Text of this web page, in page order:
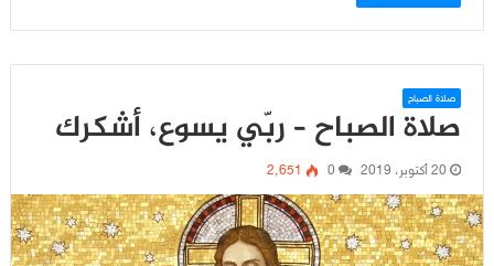
صلاة الصباح
صلاة الصباح – ربّي يسوع، أشكرك
20 أكتوبر، 2019 0 2٬651